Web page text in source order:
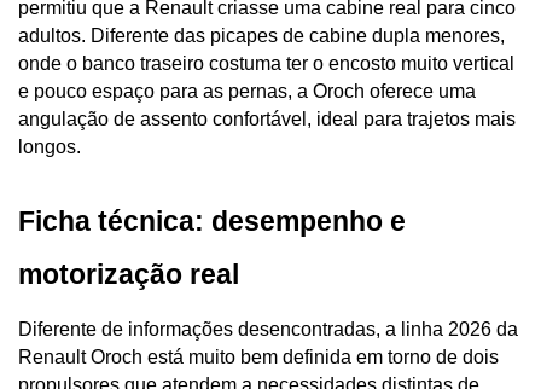
permitiu que a Renault criasse uma cabine real para cinco
adultos. Diferente das picapes de cabine dupla menores,
onde o banco traseiro costuma ter o encosto muito vertical
e pouco espaço para as pernas, a Oroch oferece uma
angulação de assento confortável, ideal para trajetos mais
longos.
Ficha técnica: desempenho e
motorização real
Diferente de informações desencontradas, a linha 2026 da
Renault Oroch está muito bem definida em torno de dois